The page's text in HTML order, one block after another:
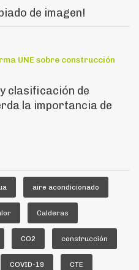
de imagen!
UNE sobre construcción
clasificación de
la importancia de
aire acondicionado
Calderas
CO2 construcción
COVID-19 CTE